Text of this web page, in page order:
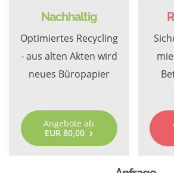
Nachhaltig
Optimiertes Recycling
- aus alten Akten wird
neues Büropapier
Angebote ab
EUR 80,00